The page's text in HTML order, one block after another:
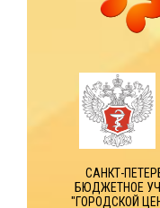
САНКТ-
БЮДЖЕТНОЕ
"ГОРОДСКОЙ